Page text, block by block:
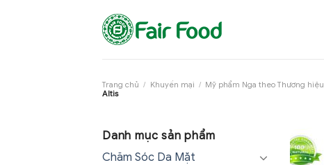
Trang chủ / Khuyến mại / Mỹ phẩm Nga theo Thương hiệu
Altis
Danh mục sản phẩm
Chăm Sóc Da Mặt